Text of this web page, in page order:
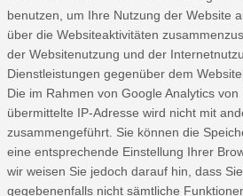
benutzen, um Ihre Nutzung der Website
über die Websiteaktivitäten
der Websitenutzung und der
Dienstleistungen gegenüber dem
Die im Rahmen von Google Analytics
übermittelte IP-Adresse wird nicht mit
zusammengeführt. Sie können die
eine entsprechende Einstellung Ihrer
wir weisen Sie jedoch darauf hin, dass
gegebenenfalls nicht sämtliche